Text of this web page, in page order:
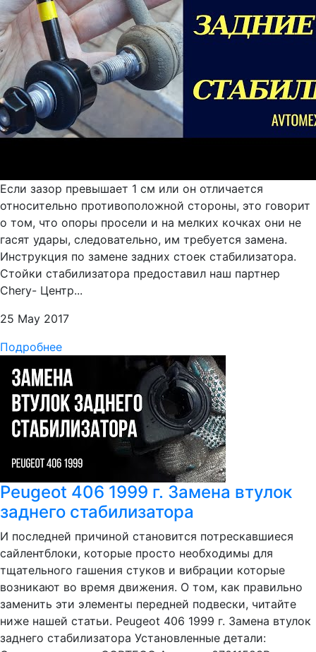
Если зазор превышает 1 см или он отличается
относительно противоположной стороны, это говорит
о том, что опоры просели и на мелких кочках они не
гасят удары, следовательно, им требуется замена.
Инструкция по замене задних стоек стабилизатора.
Стойки стабилизатора предоставил наш партнер
Chery- Центр...
25 May 2017
Подробнее
Peugeot 406 1999 г. Замена втулок
заднего стабилизатора
И последней причиной становится потрескавшиеся
сайлентблоки, которые просто необходимы для
тщательного гашения стуков и вибрации которые
возникают во время движения. О том, как правильно
заменить эти элементы передней подвески, читайте
ниже нашей статьи. Peugeot 406 1999 г. Замена втулок
заднего стабилизатора Установленные детали: